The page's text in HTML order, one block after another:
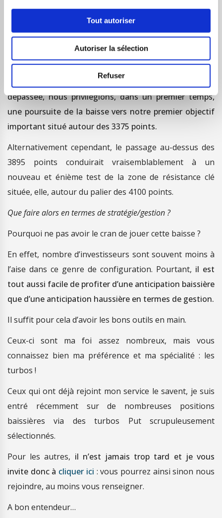
Tout autoriser
Autoriser la sélection
Refuser
Sans écarter la possibilité d’un rebond technique initial,
histoire de digérer la forte chute de ces derniers jours,
ettant que la zone de résistance majeure située
autour du gap des 3895 points n’est pas nettement
dépassée, nous privilégions, dans un premier temps,
une poursuite de la baisse vers notre premier objectif
important situé autour des 3375 points.
Alternativement cependant, le passage au-dessus des
3895 points conduirait vraisemblablement à un
nouveau et énième test de la zone de résistance clé
située, elle, autour du palier des 4100 points.
Que faire alors en termes de stratégie/gestion ?
Pourquoi ne pas avoir le cran de jouer cette baisse ?
En effet, nombre d’investisseurs sont souvent moins à
l’aise dans ce genre de configuration. Pourtant, il est
tout aussi facile de profiter d’une anticipation baissière
que d’une anticipation haussière en termes de gestion.
Il suffit pour cela d’avoir les bons outils en main.
Ceux-ci sont ma foi assez nombreux, mais vous
connaissez bien ma préférence et ma spécialité : les
turbos !
Ceux qui ont déjà rejoint mon service le savent, je suis
entré récemment sur de nombreuses positions
baissières via des turbos Put scrupuleusement
sélectionnés.
Pour les autres, il n’est jamais trop tard et je vous
invite donc à cliquer ici : vous pourrez ainsi sinon nous
rejoindre, au moins vous renseigner.
A bon entendeur…